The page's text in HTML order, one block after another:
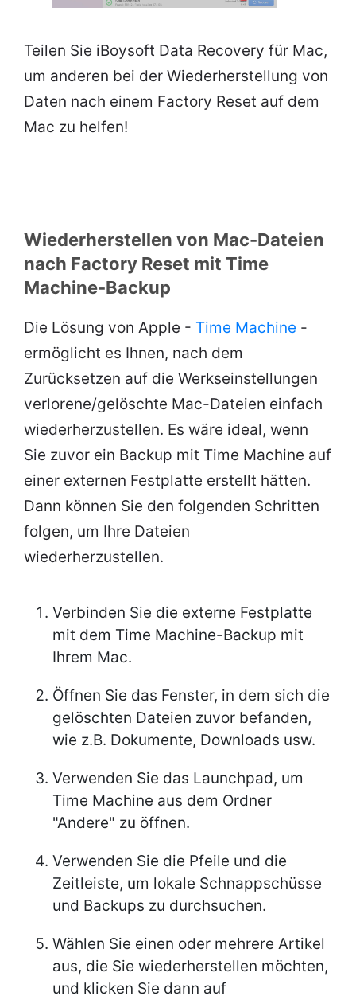
Teilen Sie iBoysoft Data Recovery für Mac,
um anderen bei der Wiederherstellung von
Daten nach einem Factory Reset auf dem
Mac zu helfen!
Wiederherstellen von Mac-Dateien
nach Factory Reset mit Time
Machine-Backup
Die Lösung von Apple - Time Machine -
ermöglicht es Ihnen, nach dem
Zurücksetzen auf die Werkseinstellungen
verlorene/gelöschte Mac-Dateien einfach
wiederherzustellen. Es wäre ideal, wenn
Sie zuvor ein Backup mit Time Machine auf
einer externen Festplatte erstellt hätten.
Dann können Sie den folgenden Schritten
folgen, um Ihre Dateien
wiederherzustellen.
Verbinden Sie die externe Festplatte
mit dem Time Machine-Backup mit
Ihrem Mac.
Öffnen Sie das Fenster, in dem sich die
gelöschten Dateien zuvor befanden,
wie z.B. Dokumente, Downloads usw.
Verwenden Sie das Launchpad, um
Time Machine aus dem Ordner
"Andere" zu öffnen.
Verwenden Sie die Pfeile und die
Zeitleiste, um lokale Schnappschüsse
und Backups zu durchsuchen.
Wählen Sie einen oder mehrere Artikel
aus, die Sie wiederherstellen möchten,
und klicken Sie dann auf